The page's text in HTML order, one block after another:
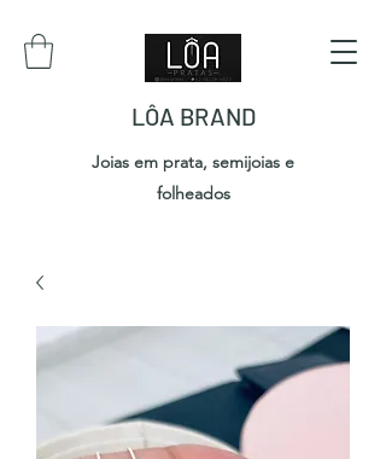
LÔA BRAND
Joias em prata, semijoias e
folheados